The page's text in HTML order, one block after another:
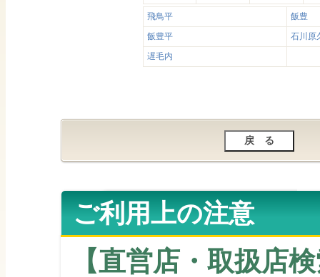
飛鳥平
飯豊
飯豊平
石川原
遅毛内
ご利用上の注意
【直営店・取扱店